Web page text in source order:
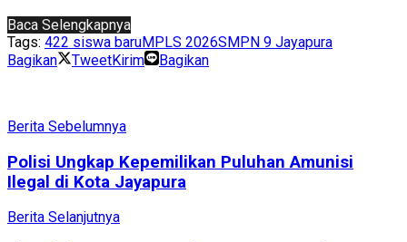
Baca Selengkapnya
Tags: 422 siswa baruMPLS 2026SMPN 9 Jayapura
Bagikan
TweetKirim Bagikan
Berita Sebelumnya
Polisi Ungkap Kepemilikan Puluhan Amunisi
Ilegal di Kota Jayapura
Berita Selanjutnya